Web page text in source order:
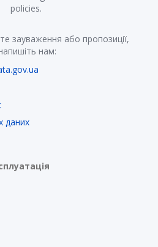
policies.
зауваження або пропозиції,
нам:
даних